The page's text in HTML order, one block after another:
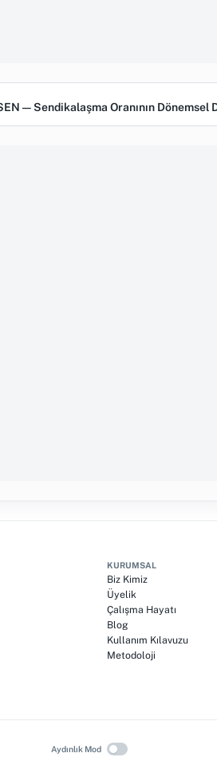
— Sendikalaşma Oranının Dönemsel
KURUMSAL
Biz Kimiz
Üyelik
Çalışma Hayatı
Blog
Kullanım Kılavuzu
Metodoloji
Aydınlık Mod